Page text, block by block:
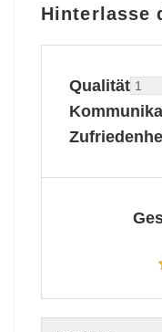
Hinterlasse
Qualität